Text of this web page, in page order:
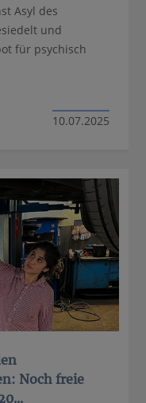
Asyl des
und
für psychisch
10.07.2025
Noch freie